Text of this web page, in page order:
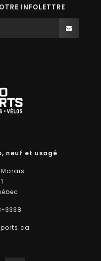
INFOLETTRE
neuf et usagé
3338